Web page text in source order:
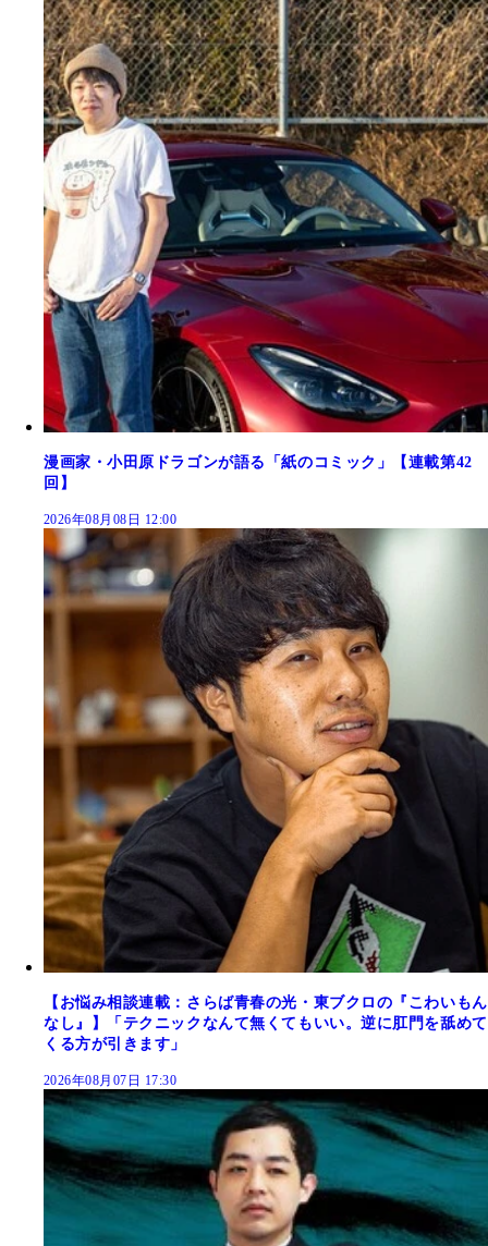
漫画家・小田原ドラゴンが語る「紙のコミック」【連載第42
回】
2026年08月08日 12:00
【お悩み相談連載：さらば青春の光・東ブクロの『こわいもん
なし』】「テクニックなんて無くてもいい。逆に肛門を舐めて
くる方が引きます」
2026年08月07日 17:30